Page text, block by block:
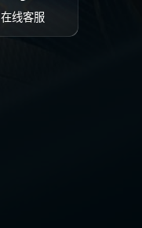
在线客服